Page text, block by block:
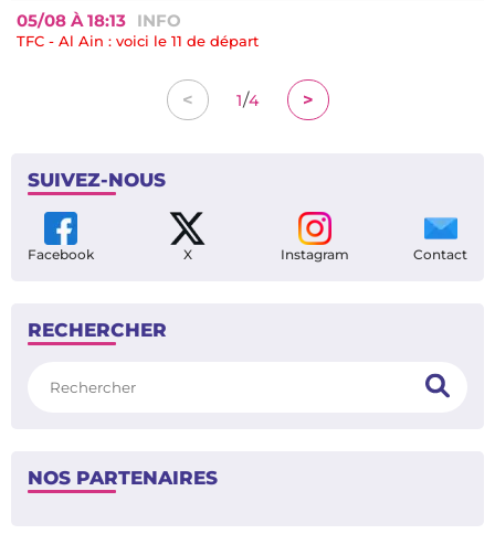
05/08 À 18:13 INFO
TFC - Al Ain : voici le 11 de départ
< 1/4 >
SUIVEZ-NOUS
Facebook X Instagram Contact
RECHERCHER
NOS PARTENAIRES